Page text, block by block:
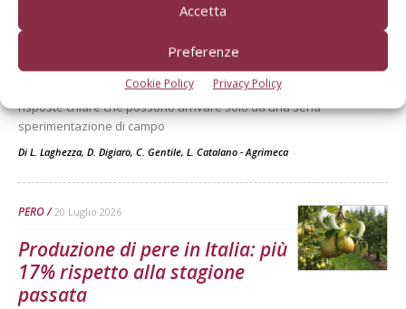
Accetta
Preferenze
Cookie Policy Privacy Policy
Drupacee, l’efficienza
dell’impianto si basa sulla
scelta oculata del portinnesto
I mutati andamenti climatici e i ristoppi degli impianti necessitano di
risposte chiare che possono arrivare solo da una seria
sperimentazione di campo
Di L. Laghezza, D. Digiaro, C. Gentile, L. Catalano - Agrimeca -
PERO 20 Luglio 2026
Produzione di pere in Italia: più
17% rispetto alla stagione
passata